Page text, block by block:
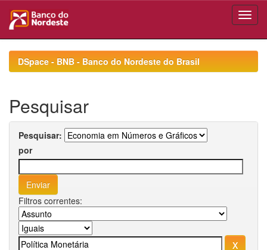
navigationDSpace - BNB - Banco do Nordeste do Brasil
Pesquisar
Pesquisar:
por
Filtros correntes: